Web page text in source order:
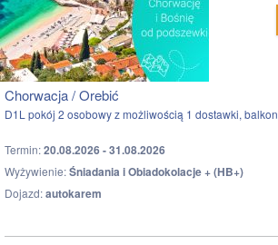
Chorwacja / Orebić
D1L pokój 2 osobowy z możliwością 1 dostawki, balkon
Termin:20.08.2026 - 31.08.2026
Wyżywienie:Śniadania i Obiadokolacje + (HB+)
Dojazd:autokarem